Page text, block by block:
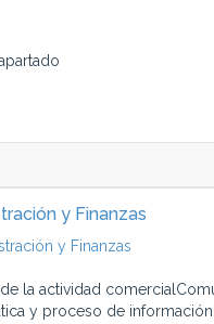
y Finanzas
y Finanzas
la actividad
y proceso de